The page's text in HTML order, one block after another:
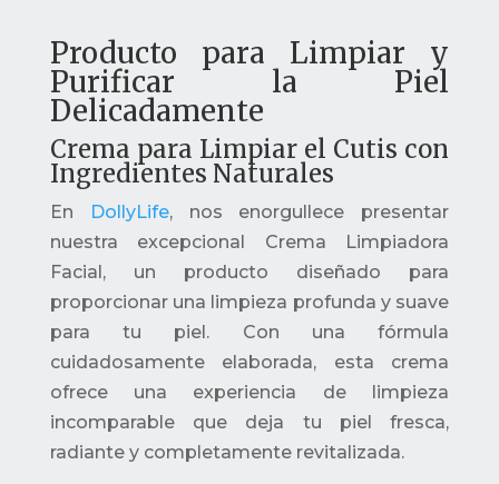
Producto para Limpiar y
Purificar la Piel
Delicadamente
Crema para Limpiar el Cutis con
Ingredientes Naturales
En DollyLife, nos enorgullece presentar
nuestra excepcional Crema Limpiadora
Facial, un producto diseñado para
proporcionar una limpieza profunda y suave
para tu piel. Con una fórmula
cuidadosamente elaborada, esta crema
ofrece una experiencia de limpieza
incomparable que deja tu piel fresca,
radiante y completamente revitalizada.